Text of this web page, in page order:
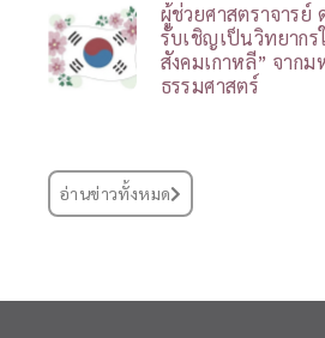
ผู้ช่วยศาสตราจารย์
รับเชิญเป็นวิทยาก
สังคมเกาหลี” จากม
ธรรมศาสตร์
อ่านข่าวทั้งหมด